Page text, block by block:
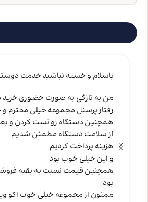
باسلام و خسته نباشید خدمت
من به تازگی به صورت حضوری
رفتار پرسنل مجموعه خیلی محترم
همچنین دستگاه رو تست کردن و بعد
از سلامت دستگاه مطمئن شدیم
هزینه پرداخت کردیم
و این خیلی خوب بود
همچنین قیمت نسبت به بقیه
بود
ممنون از مجموعه خیلی خوب اکو